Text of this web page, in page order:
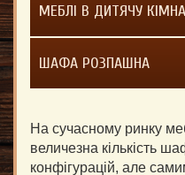
МЕБЛІ В ДИТЯЧУ
ШАФА РОЗПАШНА
На сучасному ринку
величезна кількість
конфігурацій, але